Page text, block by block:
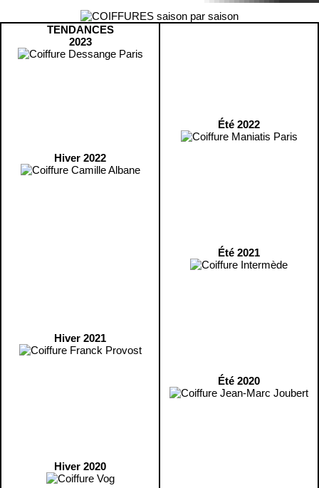
TENDANCES
2023
Hiver 2022
Hiver 2021
Hiver 2020
Été 2022
Été 2021
Été 2020